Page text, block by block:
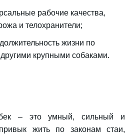
рабочие качества,
и телохранители;
жизни по
крупными собаками.
– это умный, сильный и
жить по законам стаи,